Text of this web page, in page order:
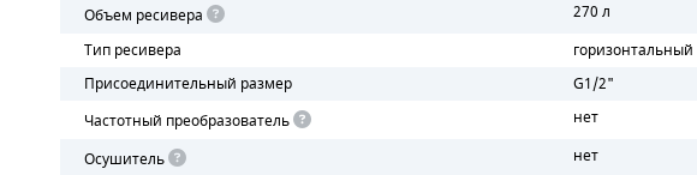
Объем ресивера
270 л
Тип ресивера
горизонтальный
Присоединительный размер
G1/2"
Частотный преобразователь
нет
Осушитель
нет